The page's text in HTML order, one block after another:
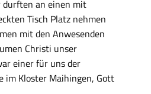
durften an einen mit
Tisch Platz nehmen
mit den Anwesenden
Christi unser
einer für uns der
im Kloster Maihingen, Gott